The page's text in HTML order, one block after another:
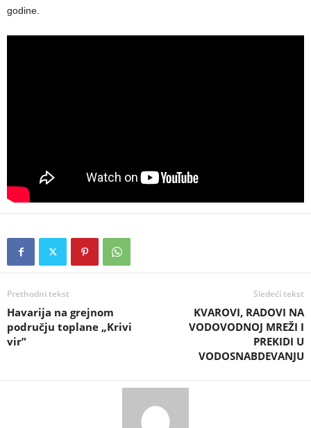
godine.
Prethodni tekst
Havarija na grejnom
području toplane „Krivi
vir”
Sledeći tekst
KVAROVI, RADOVI NA
VODOVODNOJ MREŽI I
PREKIDI U
VODOSNABDEVANJU